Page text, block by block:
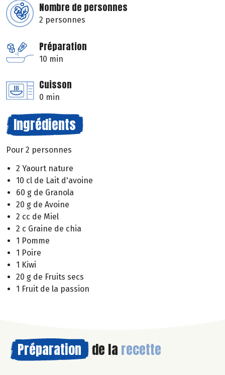
Nombre de personnes
2 personnes
Préparation
10 min
Cuisson
0 min
Ingrédients
Pour 2 personnes
2 Yaourt nature
10 cl de Lait d'avoine
60 g de Granola
20 g de Avoine
2 cc de Miel
2 c Graine de chia
1 Pomme
1 Poire
1 Kiwi
20 g de Fruits secs
1 Fruit de la passion
Préparation de la recette